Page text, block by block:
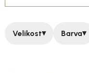
Velikost▾ Barva▾